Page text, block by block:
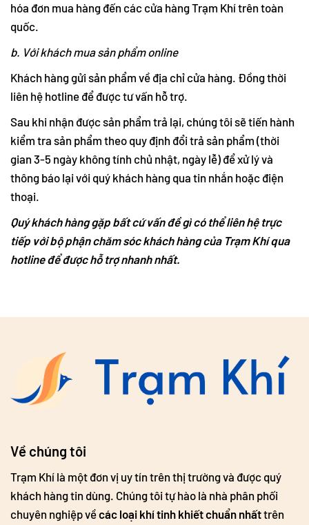
hóa đơn mua hàng đến các cửa hàng Trạm Khí trên toàn
quốc.
b. Với khách mua sản phẩm online
Khách hàng gửi sản phẩm về địa chỉ cửa hàng. Đồng thời
liên hệ hotline để được tư vấn hỗ trợ.
Sau khi nhận được sản phẩm trả lại, chúng tôi sẽ tiến hành
kiểm tra sản phẩm theo quy định đổi trả sản phẩm (thời
gian 3-5 ngày không tính chủ nhật, ngày lễ) để xử lý và
thông báo lại với quý khách hàng qua tin nhắn hoặc điện
thoại.
Quý khách hàng gặp bất cứ vấn đề gì có thể liên hệ trực
tiếp với bộ phận chăm sóc khách hàng của Trạm Khí qua
hotline để được hỗ trợ nhanh nhất.
Về chúng tôi
Trạm Khí là một đơn vị uy tín trên thị trường và được quý
khách hàng tin dùng. Chúng tôi tự hào là nhà phân phối
chuyên nghiệp vềcác loại khí tinh khiết chuẩn nhấttrên